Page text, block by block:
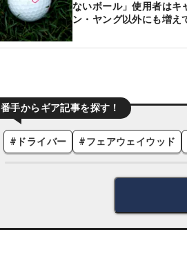
ないボール」使用者はキ
ン・ヤング以外にも増え
番手からギア記事を探す！
# ドライバー #フェアウェイウッド